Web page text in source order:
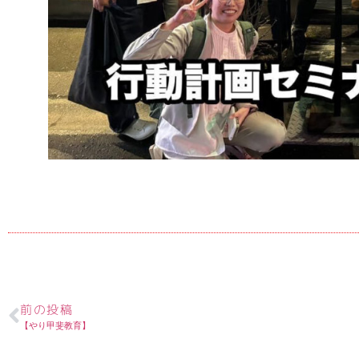
前の投稿
【やり甲斐教育】